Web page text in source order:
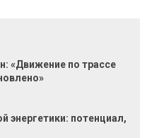
«Движение по трассе
энергетики: потенциал,